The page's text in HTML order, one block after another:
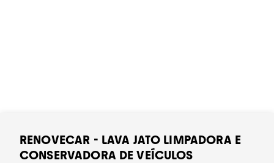
RENOVECAR - LAVA JATO LIMPADORA E
CONSERVADORA DE VEÍCULOS